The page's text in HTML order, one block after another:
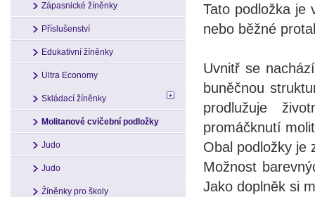
Tato podložka je
nebo běžné
Uvnitř se
buněčnou
prodlužuje
promáčknutí
Obal podložky je
Možnost
Jako doplněk si
Zápasnické žíněnky
Příslušenství
Edukativní žíněnky
Ultra Economy
Skládací žíněnky
Molitanové cvičební podložky
Judo
Judo
Žíněnky pro školy